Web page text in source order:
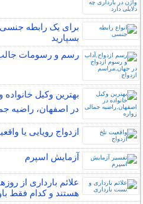
برای یک رابطه جنسی
بسپارید
رسم و رسومات
بهترین وکیل
در اصفهان، راضیه
ازدواج رویایی یا
آزمایش اسپرم
علائم بارداری از
هستند و کدام فقط